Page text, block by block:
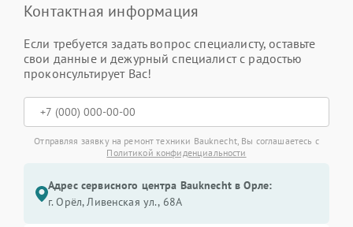
Контактная информация
Если требуется задать вопрос специалисту, оставьте
свои данные и дежурный специалист с радостью
проконсультирует Вас!
Отправляя заявку на ремонт техники Bauknecht, Вы соглашаетесь с
Политикой конфиденциальности
Адрес сервисного центра Bauknecht в Орле:
г. Орёл, Ливенская ул., 68А